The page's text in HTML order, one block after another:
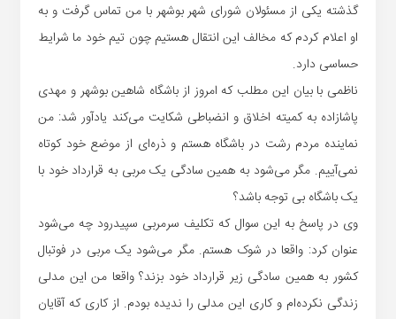
گذشته یکی از مسئولان شورای شهر بوشهر با من تماس گرفت و به
او اعلام کردم که مخالف این انتقال هستیم چون تیم خود ما شرایط
حساسی دارد.
ناظمی با بیان این مطلب که امروز از باشگاه شاهین بوشهر و مهدی
پاشازاده به کمیته اخلاق و انضباطی شکایت می‌کند یادآور شد: من
نماینده مردم رشت در باشگاه هستم و ذره‌ای از موضع خود کوتاه
نمی‌آییم. مگر می‌شود به همین سادگی یک مربی به قرارداد خود با
یک باشگاه بی توجه باشد؟
وی در پاسخ به این سوال که تکلیف سرمربی سپیدرود چه می‌شود
عنوان کرد: واقعا در شوک هستم. مگر می‌شود یک مربی در فوتبال
کشور به همین سادگی زیر قرارداد خود بزند؟ واقعا من این مدلی
زندگی نکرده‌ام و کاری این مدلی را ندیده بودم. از کاری که آقایان